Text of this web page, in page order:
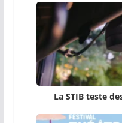
La STIB teste